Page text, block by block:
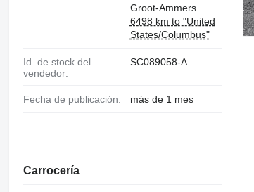
Groot-Ammers
6498 km to "United
States/Columbus"
Id. de stock del
vendedor:
SC089058-A
Fecha de publicación: más de 1 mes
Carrocería